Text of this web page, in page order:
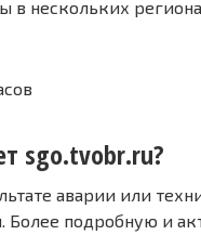
в нескольких
sgo.tvobr.ru?
аварии или
Более подробную и